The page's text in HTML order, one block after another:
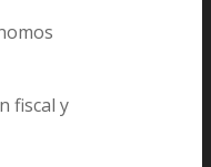
fiscal y